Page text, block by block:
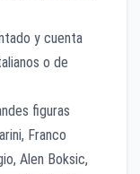
y cuenta
o de
figuras
Franco
Alen Boksic,